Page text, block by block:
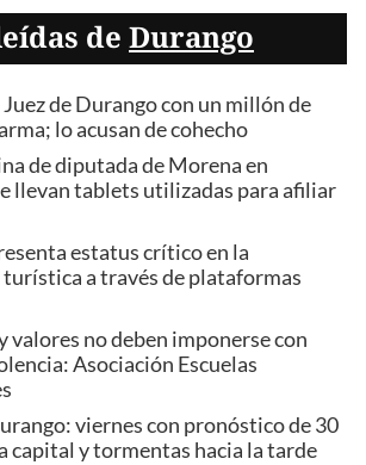
de Durango
de Durango con un millón de
lo acusan de cohecho
de diputada de Morena en
llevan tablets utilizadas para afiliar
estatus crítico en la
a través de plataformas
valores no deben imponerse con
Asociación Escuelas
viernes con pronóstico de 30
capital y tormentas hacia la tarde